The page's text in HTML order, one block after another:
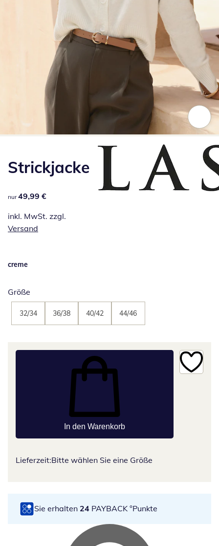
Strickjacke
49,99 €
nur 49,99 €
inkl. MwSt. zzgl.
Versand
creme
Größe
32/34 36/38 40/42 44/46
In den Warenkorb
Lieferzeit:Bitte wählen Sie eine Größe
Sie erhalten 24 PAYBACK °Punkte